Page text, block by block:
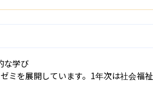
な学び
ミを展開しています。1年次は社会福